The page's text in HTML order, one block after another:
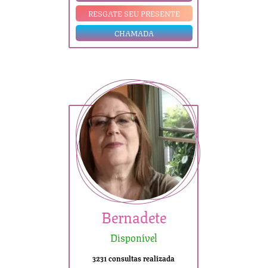
RESGATE SEU PRESENTE
CHAMADA
Bernadete
Disponível
3231 consultas realizada